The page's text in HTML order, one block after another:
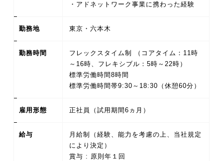
・アドネットワーク事業に携わった経験
勤務地 東京・六本木
勤務時間
フレックスタイム制 （コアタイム：11時
～16時、フレキシブル：5時～22時）
標準労働時間8時間
標準労働時間帯9:30～18:30（休憩60分）
雇用形態 正社員（試用期間6ヵ月）
給与
月給制（経験、能力を考慮の上、当社規定
により決定）
賞与 : 原則年１回